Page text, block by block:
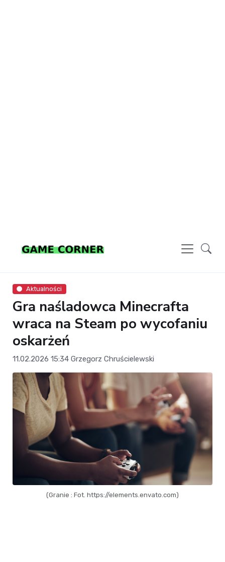
Aktualności
Gra naśladowca Minecrafta
wraca na Steam po wycofaniu
oskarżeń
11.02.2026 15:34 Grzegorz Chruścielewski
(Granie : Fot. https://elements.envato.com)